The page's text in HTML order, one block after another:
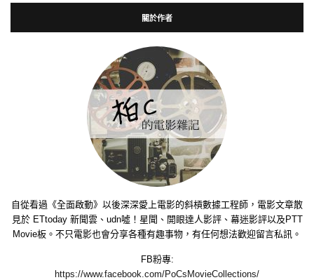
關於作者
自從看過《全面啟動》以後深深愛上電影的斜槓數據工程師，電影文章散
見於 ETtoday 新聞雲、udn噓！星聞、開眼達人影評、幕迷影評以及PTT
Movie板。不只電影也會分享各種有趣事物，有任何想法歡迎留言私訊。
FB粉專:
https://www.facebook.com/PoCsMovieCollections/